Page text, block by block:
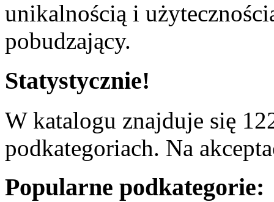
unikalnością i
pobudzający.
Statystycznie!
W katalogu znajduje się
podkategoriach. Na
Popularne podkategorie: